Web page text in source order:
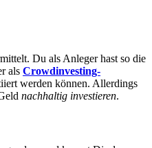
Du als Anleger hast so die
als Crowdinvesting-
werden können. Allerdings
nachhaltig investieren.